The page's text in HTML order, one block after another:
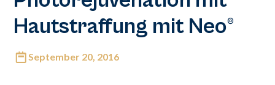
Hautstraffung mit Neo®
September 20, 2016